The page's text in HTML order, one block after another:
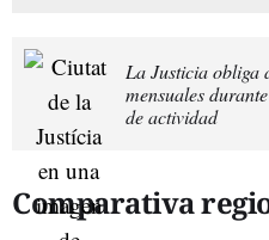
La Justicia obliga
mensuales
de actividad
Comparativa